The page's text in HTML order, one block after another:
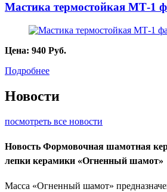
Мастика термостойкая МТ-1
Цена: 940 Руб.
Подробнее
Новости
посмотреть все новости
Новость Формовочная шамотная
лепки керамики «Огненный шамот»
Масса «Огненный шамот»